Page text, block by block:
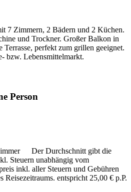
7 Zimmern, 2 Bädern und 2 Küchen.
und Trockner. Großer Balkon in
Terrasse, perfekt zum grillen geeignet.
bzw. Lebensmittelmarkt.
Person
Der Durchschnitt gibt die
Steuern unabhängig vom
inkl. aller Steuern und Gebühren
Reisezeitraums. entspricht 25,00 € p.P.